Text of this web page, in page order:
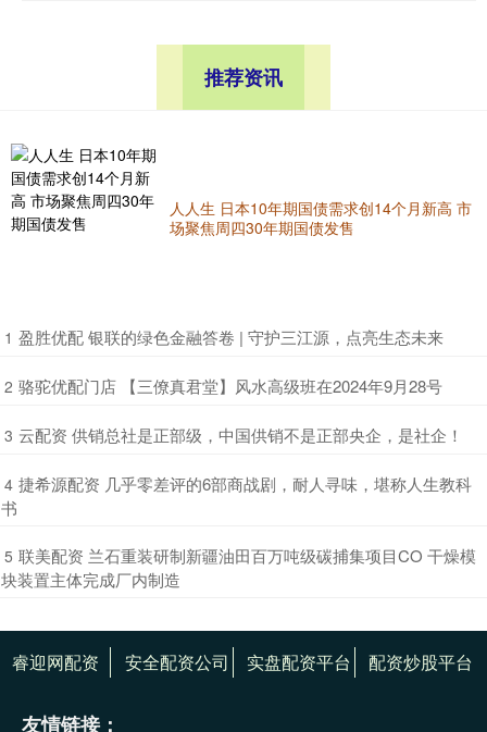
推荐资讯
人人生 日本10年期国债需求创14个月新高 市
场聚焦周四30年期国债发售
1 ​盈胜优配 银联的绿色金融答卷 | 守护三江源，点亮生态未来
2 ​骆驼优配门店 【三僚真君堂】风水高级班在2024年9月28号
3 ​云配资 供销总社是正部级，中国供销不是正部央企，是社企！
4 ​捷希源配资 几乎零差评的6部商战剧，耐人寻味，堪称人生教科
书
5 ​联美配资 兰石重装研制新疆油田百万吨级碳捕集项目CO 干燥模
块装置主体完成厂内制造
睿迎网配资 安全配资公司 实盘配资平台 配资炒股平台
友情链接：